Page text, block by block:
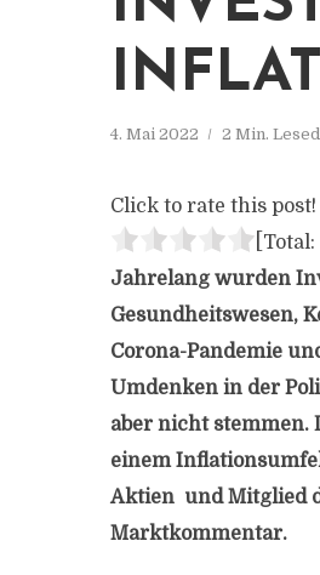
4. Mai 2022 2 Min.
Click to rate this post!
[Total:
Jahrelang wurden
Gesundheitswesen,
Corona-Pandemie
Umdenken in der
aber nicht
einem
Aktien und Mitglied
Marktkommentar.